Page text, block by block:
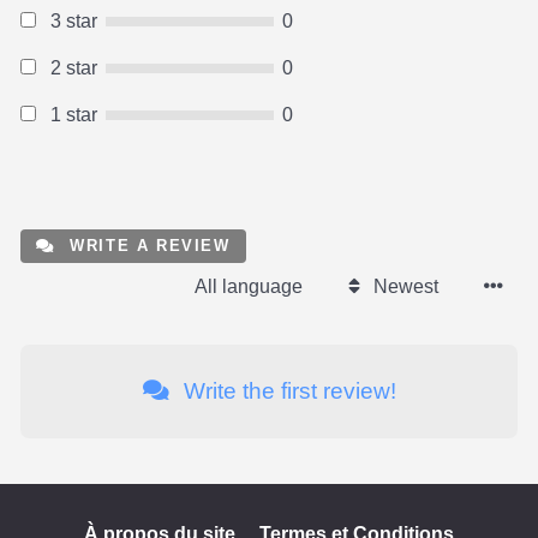
3 star 0
2 star 0
1 star 0
WRITE A REVIEW
All language Newest
Write the first review!
À propos du site Termes et Conditions